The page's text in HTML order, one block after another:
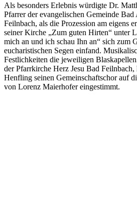
Als besonders Erlebnis würdigte Dr.
Pfarrer der evangelischen Gemeinde
Feilnbach, als die Prozession am eigens
seiner Kirche „Zum guten Hirten“ unter
mich an und ich schau Ihn an“ sich zum
eucharistischen Segen einfand.
Festlichkeiten die jeweiligen
der Pfarrkirche Herz Jesu Bad
Henfling seinen Gemeinschaftschor auf
von Lorenz Maierhofer eingestimmt.